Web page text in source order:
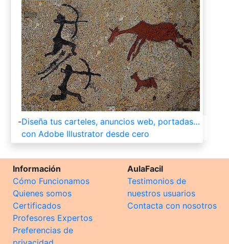
-Diseña tus carteles, anuncios web, portadas…
con Adobe Illustrator desde cero
Información
Cómo Funcionamos
Quienes somos
Certificados
Profesores Expertos
Preferencias de
AulaFacil
Testimonios de
nuestros usuarios
Contacta con nosotros